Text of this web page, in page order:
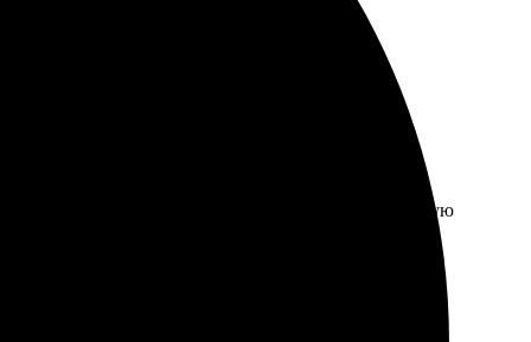
Результат порадовал, как и цена. Рекомендую